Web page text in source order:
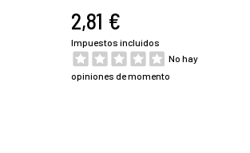
2,81 €
Impuestos incluidos
No hay
opiniones de momento